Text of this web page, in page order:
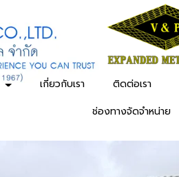
เกี่ยวกับเรา ติดต่อเรา
ช่องทางจัดจำหน่าย